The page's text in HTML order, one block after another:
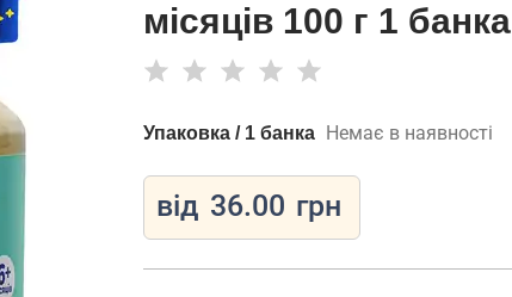
місяців 100 г 1 банка
Упаковка / 1 банка Немає в наявності
від 36.00 грн